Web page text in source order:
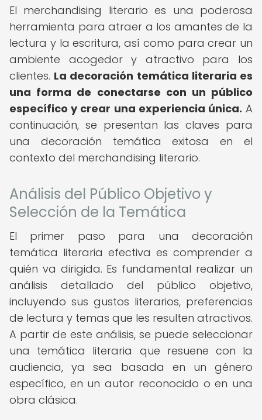
El merchandising literario es una poderosa
herramienta para atraer a los amantes de la
lectura y la escritura, así como para crear un
ambiente acogedor y atractivo para los
clientes. La decoración temática literaria es
una forma de conectarse con un público
específico y crear una experiencia única. A
continuación, se presentan las claves para
una decoración temática exitosa en el
contexto del merchandising literario.
Análisis del Público Objetivo y
Selección de la Temática
El primer paso para una decoración
temática literaria efectiva es comprender a
quién va dirigida. Es fundamental realizar un
análisis detallado del público objetivo,
incluyendo sus gustos literarios, preferencias
de lectura y temas que les resulten atractivos.
A partir de este análisis, se puede seleccionar
una temática literaria que resuene con la
audiencia, ya sea basada en un género
específico, en un autor reconocido o en una
obra clásica.